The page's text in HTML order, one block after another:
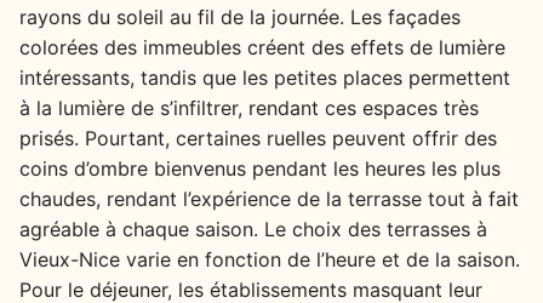
rayons du soleil au fil de la journée. Les façades
colorées des immeubles créent des effets de lumière
intéressants, tandis que les petites places permettent
à la lumière de s’infiltrer, rendant ces espaces très
prisés. Pourtant, certaines ruelles peuvent offrir des
coins d’ombre bienvenus pendant les heures les plus
chaudes, rendant l’expérience de la terrasse tout à fait
agréable à chaque saison. Le choix des terrasses à
Vieux-Nice varie en fonction de l’heure et de la saison.
Pour le déjeuner, les établissements masquant leur